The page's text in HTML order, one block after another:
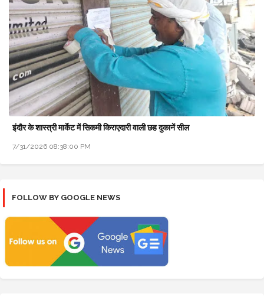
इंदौर के शास्त्री मार्केट में सिकमी किराएदारी वाली छह दुकानें सील
7/31/2026 08:38:00 PM
FOLLOW BY GOOGLE NEWS